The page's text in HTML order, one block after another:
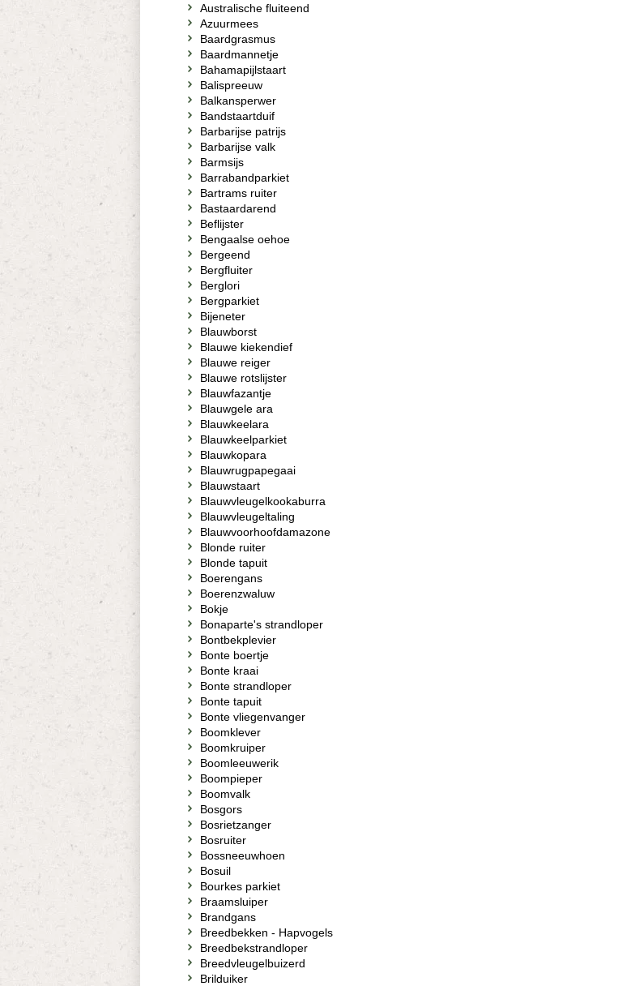
Australische fluiteend
Azuurmees
Baardgrasmus
Baardmannetje
Bahamapijlstaart
Balispreeuw
Balkansperwer
Bandstaartduif
Barbarijse patrijs
Barbarijse valk
Barmsijs
Barrabandparkiet
Bartrams ruiter
Bastaardarend
Beflijster
Bengaalse oehoe
Bergeend
Bergfluiter
Berglori
Bergparkiet
Bijeneter
Blauwborst
Blauwe kiekendief
Blauwe reiger
Blauwe rotslijster
Blauwfazantje
Blauwgele ara
Blauwkeelara
Blauwkeelparkiet
Blauwkopara
Blauwrugpapegaai
Blauwstaart
Blauwvleugelkookaburra
Blauwvleugeltaling
Blauwvoorhoofdamazone
Blonde ruiter
Blonde tapuit
Boerengans
Boerenzwaluw
Bokje
Bonaparte's strandloper
Bontbekplevier
Bonte boertje
Bonte kraai
Bonte strandloper
Bonte tapuit
Bonte vliegenvanger
Boomklever
Boomkruiper
Boomleeuwerik
Boompieper
Boomvalk
Bosgors
Bosrietzanger
Bosruiter
Bossneeuwhoen
Bosuil
Bourkes parkiet
Braamsluiper
Brandgans
Breedbekken - Hapvogels
Breedbekstrandloper
Breedvleugelbuizerd
Brilduiker